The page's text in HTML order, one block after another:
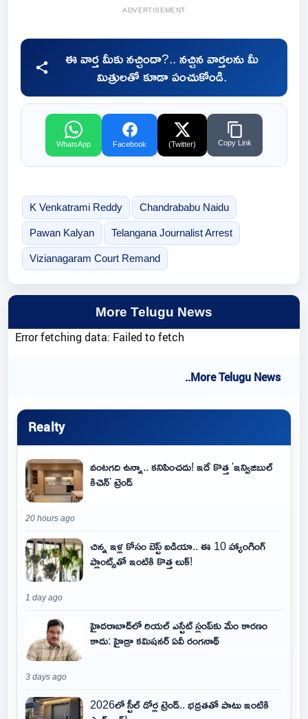
ADVERTISEMENT
ఈ వార్త మీకు నచ్చిందా?.. నచ్చిన వార్తలను మీ
మిత్రులతో కూడా పంచుకోండి.
WhatsApp Facebook (Twitter) Copy Link
K Venkatrami Reddy Chandrababu Naidu
Pawan Kalyan Telangana Journalist Arrest
Vizianagaram Court Remand
More Telugu News
Error fetching data: Failed to fetch
..More Telugu News
Realty
వంటగది ఉన్నా.. కనిపించదు! ఇదే కొత్త 'ఇన్విజిబుల్
కిచెన్' ట్రెండ్
20 hours ago
చిన్న ఇళ్ల కోసం బెస్ట్ ఐడియా.. ఈ 10 హ్యాంగింగ్
ప్లాంట్స్‌తో ఇంటికి కొత్త లుక్!
1 day ago
హైదరాబాద్‌లో రియల్ ఎస్టేట్ స్లంప్‌కు మేం కారణం
కాదు: హైడ్రా కమిషనర్ ఏవీ రంగనాథ్
3 days ago
2026లో స్టీల్ డోర్ల ట్రెండ్.. భద్రతతో పాటు ఇంటికి